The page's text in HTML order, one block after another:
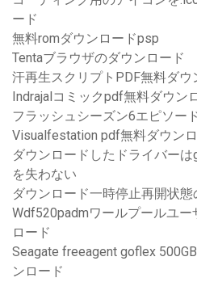
ード
無料romダウンロードpsp
Tentaブラウザのダウンロード
汗再生スクリプトPDF無料ダウ
Indrajalコミックpdf無料ダウン
フラッシュシーズン6エピソー
Visualfestation pdf無料ダウン
ダウンロードしたドライバー
を失わない
ダウンロード一時停止再開状
Wdf520padmワールプールユ
ロード
Seagate freeagent goflex
ンロード